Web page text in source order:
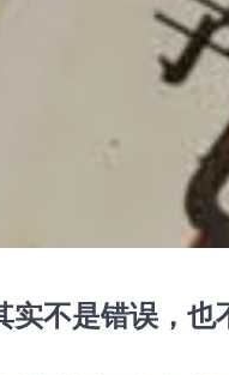
实不是错误，也